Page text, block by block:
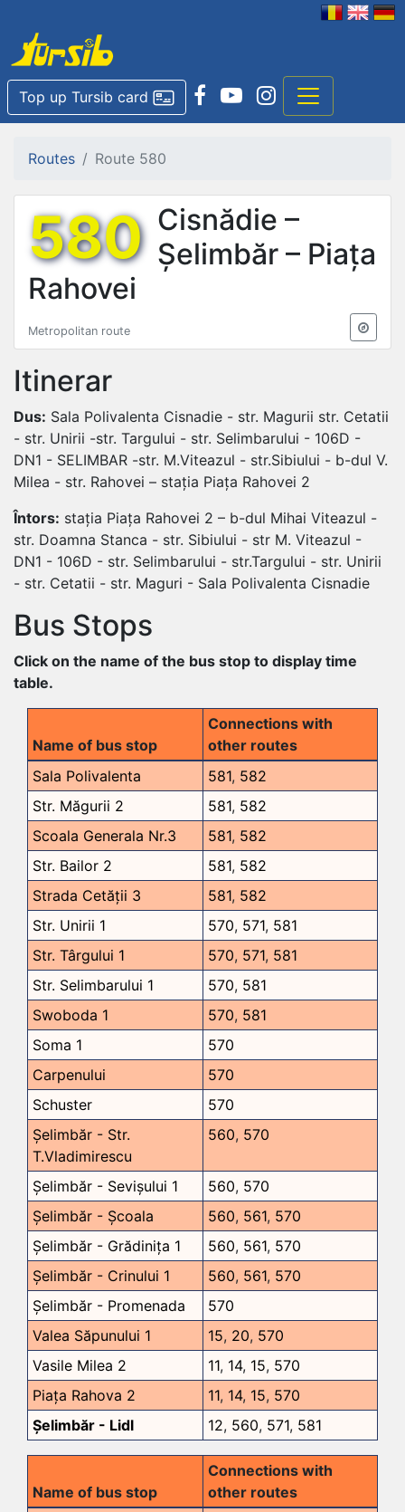
Top up Tursib card
Routes Route 580
580 Cisnădie –
Șelimbăr – Piața
Rahovei
Metropolitan route
Itinerar
Dus: Sala Polivalenta Cisnadie - str. Magurii str. Cetatii
- str. Unirii -str. Targului - str. Selimbarului - 106D -
DN1 - SELIMBAR -str. M.Viteazul - str.Sibiului - b-dul V.
Milea - str. Rahovei – stația Piața Rahovei 2
Întors: stația Piața Rahovei 2 – b-dul Mihai Viteazul -
str. Doamna Stanca - str. Sibiului - str M. Viteazul -
DN1 - 106D - str. Selimbarului - str.Targului - str. Unirii
- str. Cetatii - str. Maguri - Sala Polivalenta Cisnadie
Bus Stops
Click on the name of the bus stop to display time
table.
Name of bus stop
Connections with
other routes
Sala Polivalenta
581, 582
Str. Măgurii 2
581, 582
Scoala Generala Nr.3
581, 582
Str. Bailor 2
581, 582
Strada Cetății 3
581, 582
Str. Unirii 1
570, 571, 581
Str. Târgului 1
570, 571, 581
Str. Selimbarului 1
570, 581
Swoboda 1
570, 581
Soma 1
570
Carpenului
570
Schuster
570
Șelimbăr - Str.
T.Vladimirescu
560, 570
Șelimbăr - Sevișului 1 560, 570
Șelimbăr - Școala
560, 561, 570
Șelimbăr - Grădinița 1
560, 561, 570
Șelimbăr - Crinului 1
560, 561, 570
Șelimbăr - Promenada
570
Valea Săpunului 1
15, 20, 570
Vasile Milea 2
11, 14, 15, 570
Piața Rahova 2
11, 14, 15, 570
Șelimbăr - Lidl
12, 560, 571, 581
Name of bus stop
Connections with
other routes